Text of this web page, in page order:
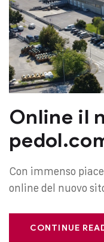
Online il
Con immenso
online del nuovo
CONTINUE